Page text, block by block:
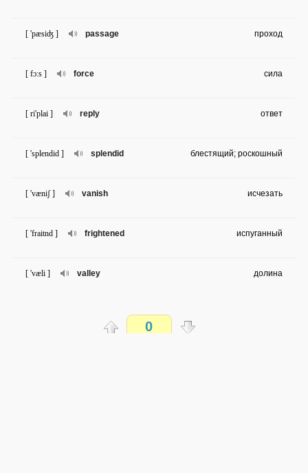
passage
[ 'pæsiʤ ] проход
force
[ fɔ:s ] сила
reply
[ ri'plai ] ответ
splendid
[ 'splendid ] блестящий; роскошный
vanish
[ 'væniʃ ] исчезать
frightened
[ 'fraitnd ] испуганный
valley
[ 'væli ] долина
0